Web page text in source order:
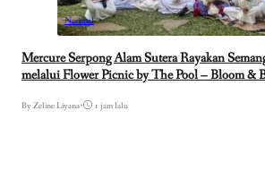
Nasional
Mercure Serpong Alam Sutera Rayakan
melalui Flower Picnic by The Pool – Bloom &
By Zeline Liyana• 1 jam lalu